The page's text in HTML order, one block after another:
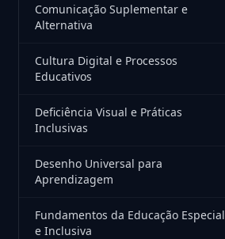
Comunicação Suplementar e
Alternativa
Cultura Digital e Processos
Educativos
Deficiência Visual e Práticas
Inclusivas
Desenho Universal para
Aprendizagem
Fundamentos da Educação Especial
e Inclusiva